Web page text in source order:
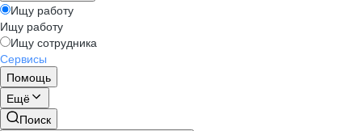
Ищу работу
Ищу работу
Ищу сотрудника
Сервисы
Помощь
Ещё
Поиск